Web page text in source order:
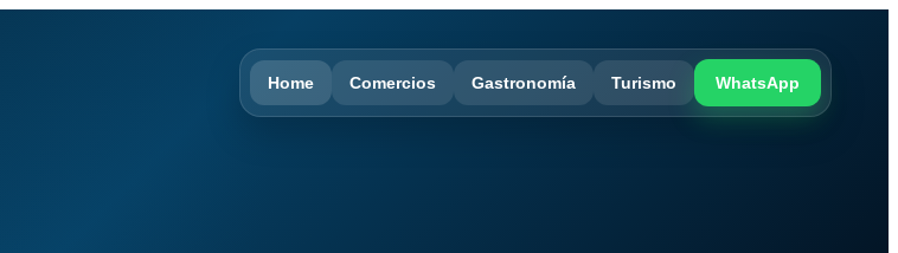
Home Comercios Gastronomía Turismo WhatsApp